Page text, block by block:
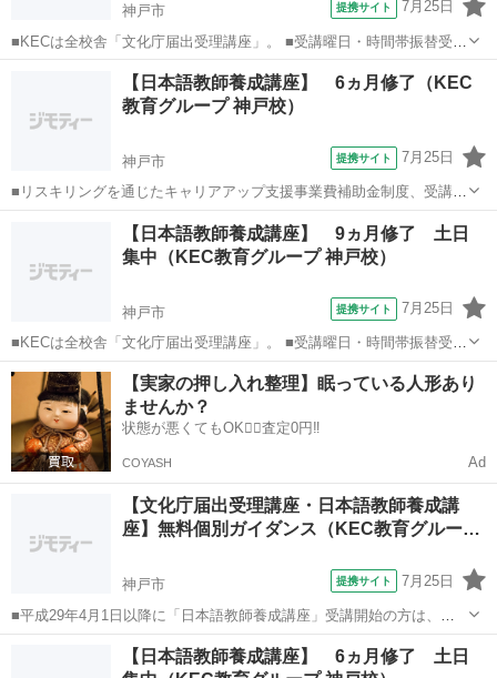
神戸市 提携サイト 7月25日
■KECは全校舎「文化庁届出受理講座」。 ■受講曜日・時間帯振替受
講、校舎間振替受講、休学制度、動画視聴（基礎理論）と資格への万
全なフォロー体制。 ■3年間無料再履修システム：入学から3年以内は
何度でも無料で再履修が可能（基...
その他
【日本語教師養成講座】 6ヵ月修了（KEC
教育グループ 神戸校）
神戸市 提携サイト 7月25日
■リスキリングを通じたキャリアアップ支援事業費補助金制度、受講費
用の最大70％還付（要件有、詳細はお尋ねください） ■KECは全校舎
「文化庁届出受理講座」。 ■受講曜日・時間帯振替受講、校舎間振替
受講、休学制度、動画視聴（基...
その他
【日本語教師養成講座】 9ヵ月修了 土日
集中（KEC教育グループ 神戸校）
神戸市 提携サイト 7月25日
■KECは全校舎「文化庁届出受理講座」。 ■受講曜日・時間帯振替受
講、校舎間振替受講、休学制度、動画視聴（基礎理論）と資格への万
全なフォロー体制。 ■3年間無料再履修システム：入学から3年以内は
何度でも無料で再履修が可能（基...
兵庫 神戸市 その他
【実家の押し入れ整理】眠っている人形あり
ませんか？
状態が悪くてもOK🙆‍♀️査定0円‼️
COYASH Ad
【文化庁届出受理講座・日本語教師養成講
座】無料個別ガイダンス（KEC教育グルー…
神戸市 提携サイト 7月25日
■平成29年4月1日以降に「日本語教師養成講座」受講開始の方は、そ
の講座内容が文化庁に認められた「文化庁届出受理講座」であること
が必要です。KECなら全校舎で届出受理講座が受講できます。 資格を
その他
【日本語教師養成講座】 6ヵ月修了 土日